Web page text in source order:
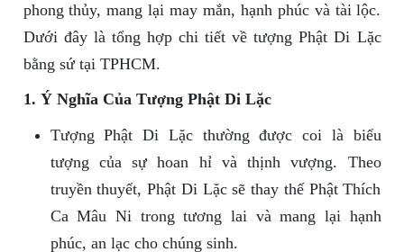
phong thủy, mang lại may mắn, hạnh phúc và tài lộc.
Dưới đây là tổng hợp chi tiết về tượng Phật Di Lặc
bằng sứ tại TPHCM.
1. Ý Nghĩa Của Tượng Phật Di Lặc
Tượng Phật Di Lặc thường được coi là biểu
tượng của sự hoan hỉ và thịnh vượng. Theo
truyền thuyết, Phật Di Lặc sẽ thay thế Phật Thích
Ca Mâu Ni trong tương lai và mang lại hạnh
phúc, an lạc cho chúng sinh.